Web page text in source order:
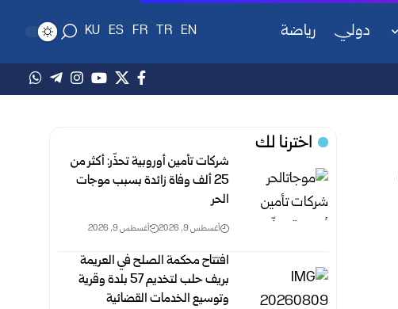
دولي رياضة EN
TR
FR
ES
KU
اخترنا لك
شركات تأمين أوروبية تحذّر: أكثر من
25 ألف وفاة زائدة بسبب موجات
الحر
أغسطس 9, 2026 أغسطس 9, 2026
افتتاح محكمة الصلح في العريمة
بريف حلب لتخديم 57 بلدة وقرية
وتوسيع الخدمات القضائية